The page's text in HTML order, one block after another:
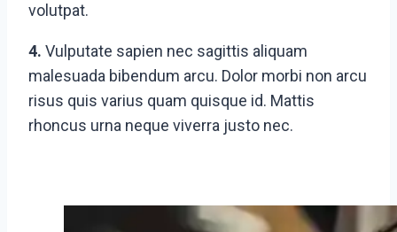
volutpat.
4. Vulputate sapien nec sagittis aliquam
malesuada bibendum arcu. Dolor morbi non arcu
risus quis varius quam quisque id. Mattis
rhoncus urna neque viverra justo nec.